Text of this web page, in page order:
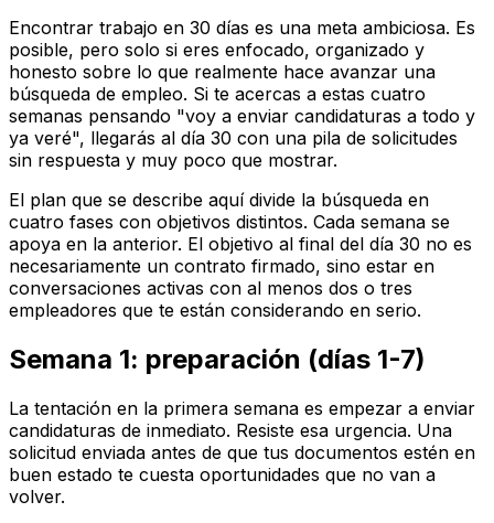
Encontrar trabajo en 30 días es una meta ambiciosa. Es
posible, pero solo si eres enfocado, organizado y
honesto sobre lo que realmente hace avanzar una
búsqueda de empleo. Si te acercas a estas cuatro
semanas pensando "voy a enviar candidaturas a todo y
ya veré", llegarás al día 30 con una pila de solicitudes
sin respuesta y muy poco que mostrar.
El plan que se describe aquí divide la búsqueda en
cuatro fases con objetivos distintos. Cada semana se
apoya en la anterior. El objetivo al final del día 30 no es
necesariamente un contrato firmado, sino estar en
conversaciones activas con al menos dos o tres
empleadores que te están considerando en serio.
Semana 1: preparación (días 1-7)
La tentación en la primera semana es empezar a enviar
candidaturas de inmediato. Resiste esa urgencia. Una
solicitud enviada antes de que tus documentos estén en
buen estado te cuesta oportunidades que no van a
volver.